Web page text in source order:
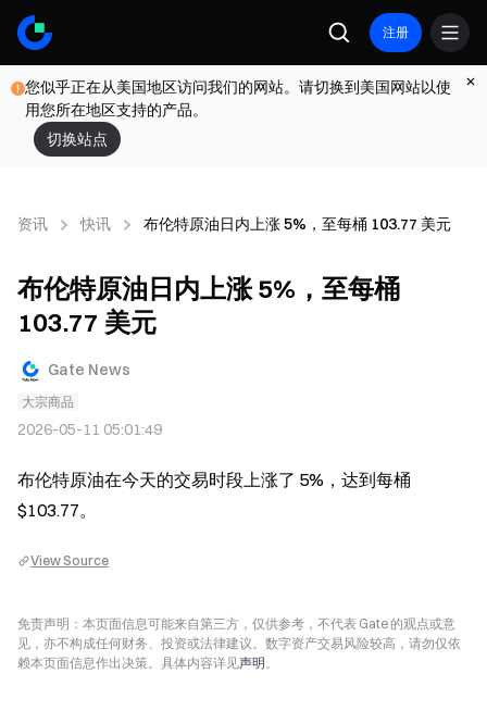
注册
您似乎正在从美国地区访问我们的网站。请切换到美国网站以使
用您所在地区支持的产品。
切换站点
资讯 快讯 布伦特原油日内上涨 5%，至每桶 103.77 美元
布伦特原油日内上涨 5%，至每桶
103.77 美元
Gate News
大宗商品
2026-05-11 05:01:49
布伦特原油在今天的交易时段上涨了 5%，达到每桶
$103.77。
View Source
免责声明：本页面信息可能来自第三方，仅供参考，不代表 Gate 的观点或意
见，亦不构成任何财务、投资或法律建议。数字资产交易风险较高，请勿仅依
赖本页面信息作出决策。具体内容详见声明。